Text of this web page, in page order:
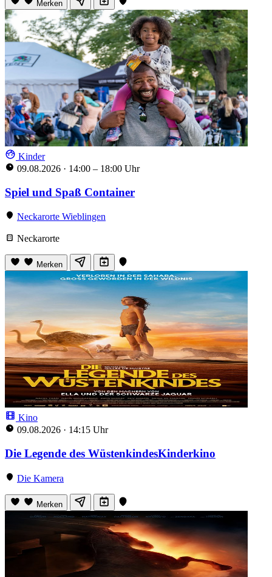
Merken
Kinder
09.08.2026 · 14:00 – 18:00 Uhr
Spiel und Spaß Container
Neckarorte Wieblingen
Neckarorte
Merken
Kino
09.08.2026 · 14:15 Uhr
Die Legende des WüstenkindesKinderkino
Die Kamera
Merken